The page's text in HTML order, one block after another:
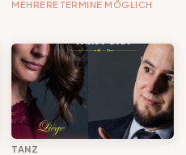
MEHRERE TERMINE MÖGLICH
TANZ